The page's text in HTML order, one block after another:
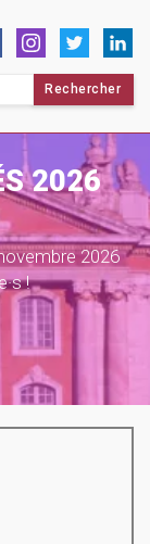
2026
2026
!